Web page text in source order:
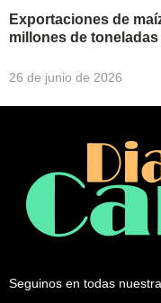
Exportaciones de
millones de
26 de junio de 2026
Seguinos en todas